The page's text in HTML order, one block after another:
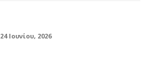
24 Ιουνίου, 2026